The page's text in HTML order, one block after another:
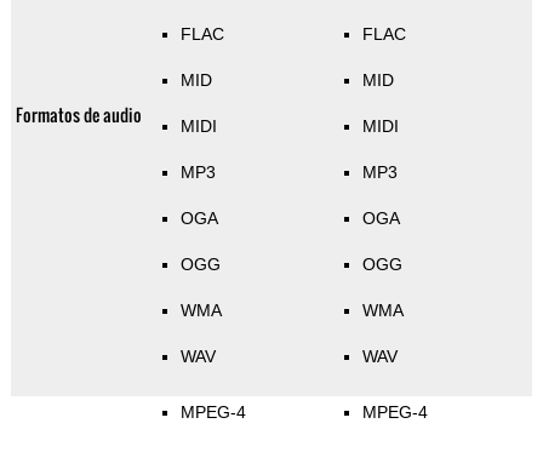
Formatos de audio
FLAC
MID
MIDI
MP3
OGA
OGG
WMA
WAV
FLAC
MID
MIDI
MP3
OGA
OGG
WMA
WAV
MPEG-4 MPEG-4